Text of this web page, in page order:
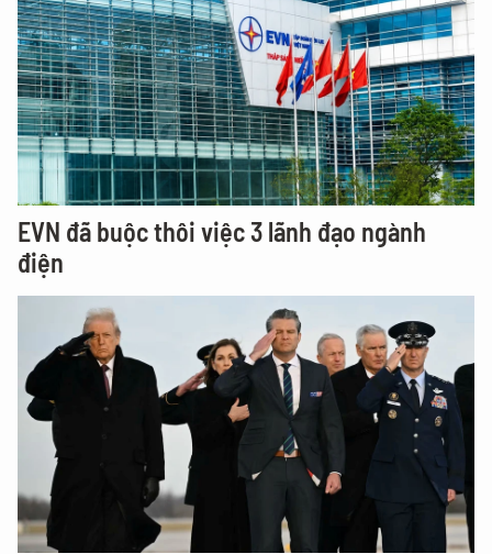
EVN đã buộc thôi việc 3 lãnh đạo ngành
điện